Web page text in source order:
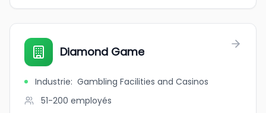
Diamond Game
Industrie: Gambling Facilities and Casinos
51-200 employés